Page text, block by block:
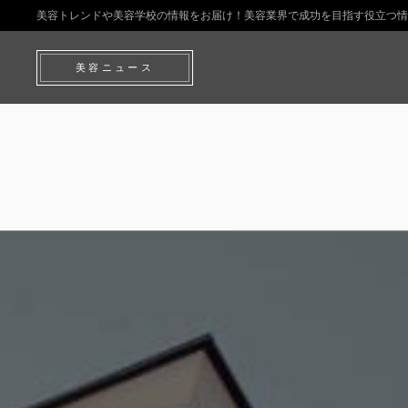
美容トレンドや美容学校の情報をお届け！美容業界で成功を目指す役立つ
美容ニュース